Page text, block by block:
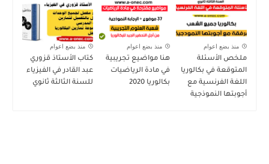
منذ بضع اعوام
ملخص الأسئلة
المتوقعة في بكالوريا
اللغة الفرنسية مع
أجوبتها النموذجية
منذ بضع اعوام
هنا مواضيع تجريبية
في مادة الرياضيات
بكالوريا 2020
منذ بضع اعوام
كتاب الأستاذ قزوري
عبد القادر في الفيزياء
للسنة الثالثة ثانوي